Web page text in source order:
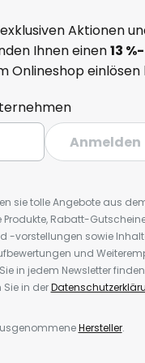
Aktionen
Ihnen einen13 %
Onlineshop
Anmelden
sie tolle Angebote aus
Rabatt-
-vorstellungen sowie
und
in jedem Newsletter
in der
Hersteller.